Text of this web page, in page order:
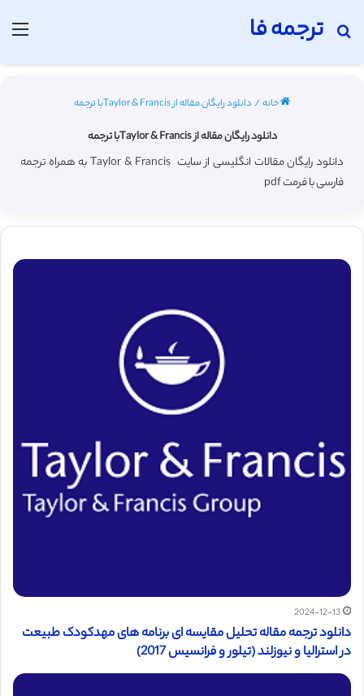
ترجمه فا
جستجو برای
خانه/ دانلود رایگان مقاله از Taylor & Francisبا ترجمه
دانلود رایگان مقاله از Taylor & Francisبا ترجمه
دانلود رایگان مقالات انگلیسی از سایت Taylor & Francis به همراه ترجمه
فارسی با فرمت pdf
2024-12-13
دانلود ترجمه مقاله تحلیل مقایسه ای برنامه های مهدکودک طبیعت
در استرالیا و نیوزلند (تیلور و فرانسیس 2017)